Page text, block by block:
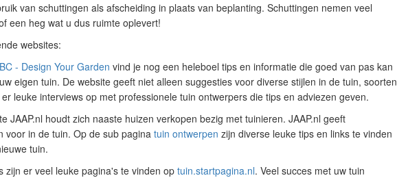
van schuttingen als afscheiding in plaats van beplanting. Schuttingen nemen veel
een heg wat u dus ruimte oplevert!
websites:
- Design Your Garden vind je nog een heleboel tips en informatie die goed van pas kan
eigen tuin. De website geeft niet alleen suggesties voor diverse stijlen in de tuin, soorten
leuke interviews op met professionele tuin ontwerpers die tips en adviezen geven.
JAAP.nl houdt zich naaste huizen verkopen bezig met tuinieren. JAAP.nl geeft
voor in de tuin. Op de sub paginatuin ontwerpen zijn diverse leuke tips en links te vinden
tuin.
zijn er veel leuke pagina's te vinden op tuin.startpagina.nl. Veel succes met uw tuin